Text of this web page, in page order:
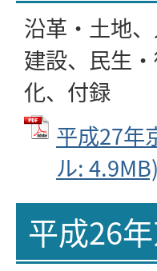
沿革・土地
建設、民生
化、付録
平成27年
ル: 4.9MB)
平成26